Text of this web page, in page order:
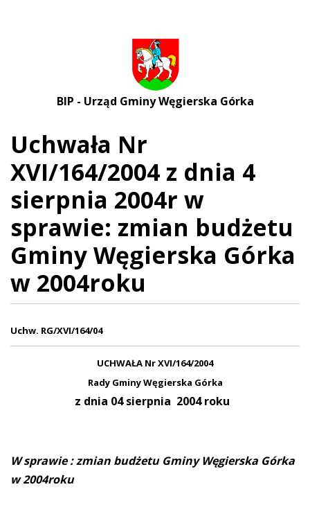
BIP - Urząd Gminy Węgierska Górka
Uchwała Nr
XVI/164/2004 z dnia 4
sierpnia 2004r w
sprawie: zmian budżetu
Gminy Węgierska Górka
w 2004roku
Uchw. RG/XVI/164/04
UCHWAŁA Nr XVI/164/2004
Rady Gminy Węgierska Górka
z dnia 04 sierpnia 2004 roku
W sprawie : zmian budżetu Gminy Węgierska Górka
w 2004roku